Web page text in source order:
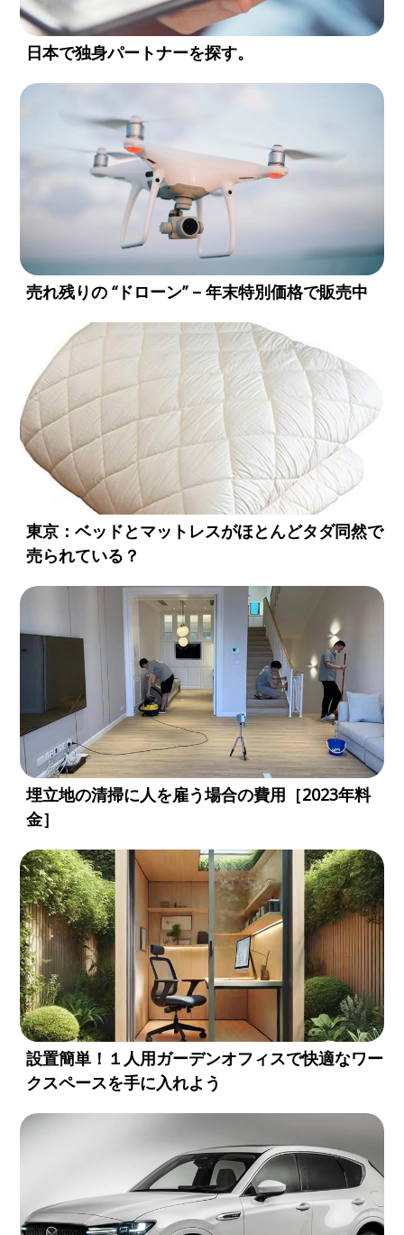
日本で独身パートナーを探す。
売れ残りの “ドローン” – 年末特別価格で販売中
東京：ベッドとマットレスがほとんどタダ同然で
売られている？
埋立地の清掃に人を雇う場合の費用［2023年料
金］
設置簡単！１人用ガーデンオフィスで快適なワー
クスペースを手に入れよう